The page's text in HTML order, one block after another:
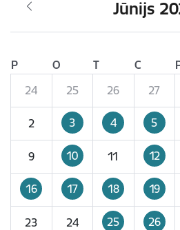
Jūnijs
P O T C
24
25 26 27
2 3 4 5
9 10 11 12
16 17 18 19
23 24 25 26